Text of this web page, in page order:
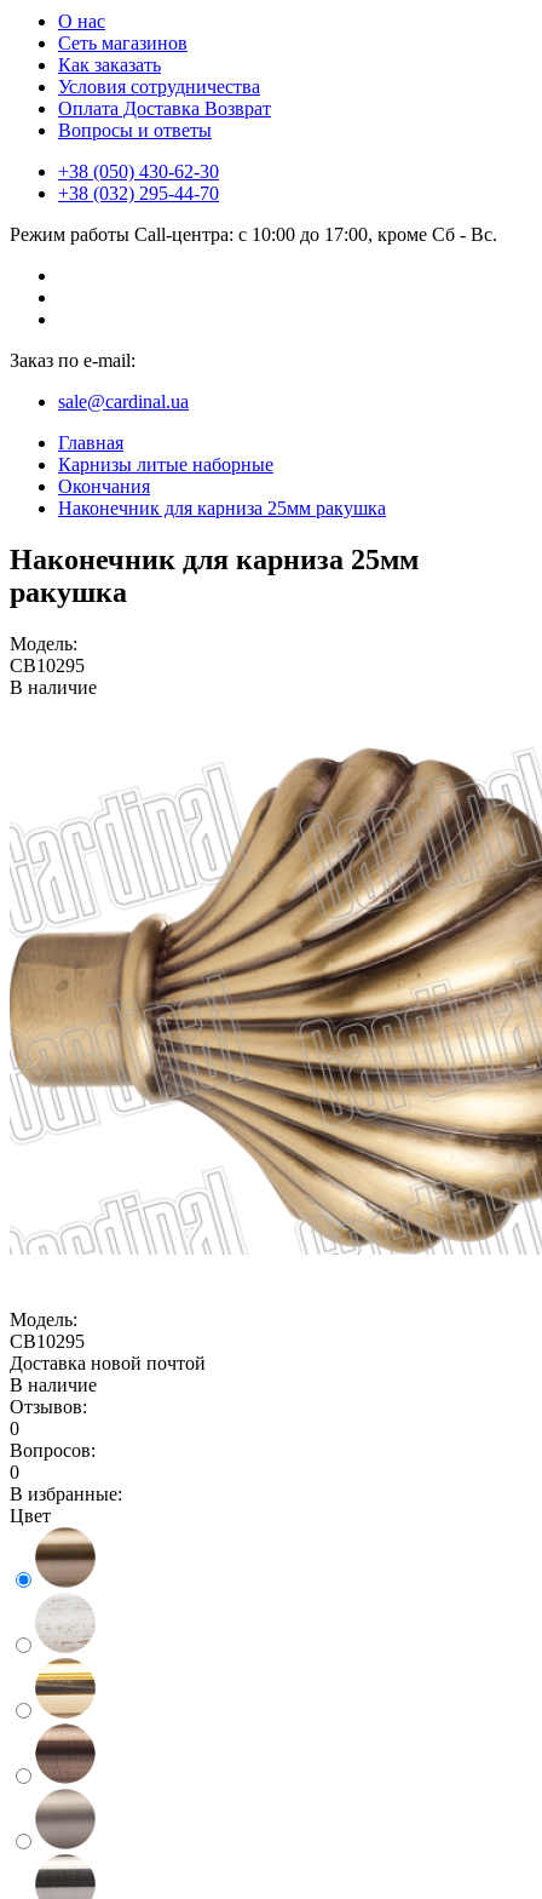
О нас
Сеть магазинов
Как заказать
Условия сотрудничества
Оплата Доставка Возврат
Вопросы и ответы
+38 (050) 430-62-30
+38 (032) 295-44-70
Режим работы Call-центра: с 10:00 до 17:00, кроме Сб - Вс.
Заказ по e-mail:
sale@cardinal.ua
Главная
Карнизы литые наборные
Окончания
Наконечник для карниза 25мм ракушка
Наконечник для карниза 25мм
ракушка
Модель:
CB10295
В наличие
Модель:
CB10295
Доставка новой почтой
В наличие
Отзывов:
0
Вопросов:
0
В избранные:
Цвет